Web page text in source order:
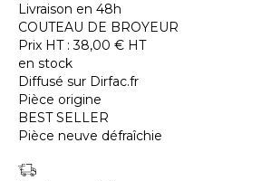
Livraison en 48h
COUTEAU DE BROYEUR
Prix HT :38,00 € HT
en stock
Diffusé sur Dirfac.fr
Pièce origine
BEST SELLER
Pièce neuve défraîchie